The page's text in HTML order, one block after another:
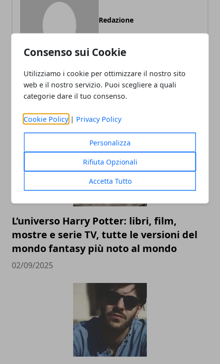
Consenso sui Cookie
Utilizziamo i cookie per ottimizzare il nostro sito
web e il nostro servizio. Puoi scegliere a quali
categorie dare il tuo consenso.
Cookie Policy | Privacy Policy
Personalizza
Rifiuta Opzionali
Accetta Tutto
Redazione
ARTICOLI CORRELATI
L’universo Harry Potter: libri, film,
mostre e serie TV, tutte le versioni del
mondo fantasy più noto al mondo
02/09/2025